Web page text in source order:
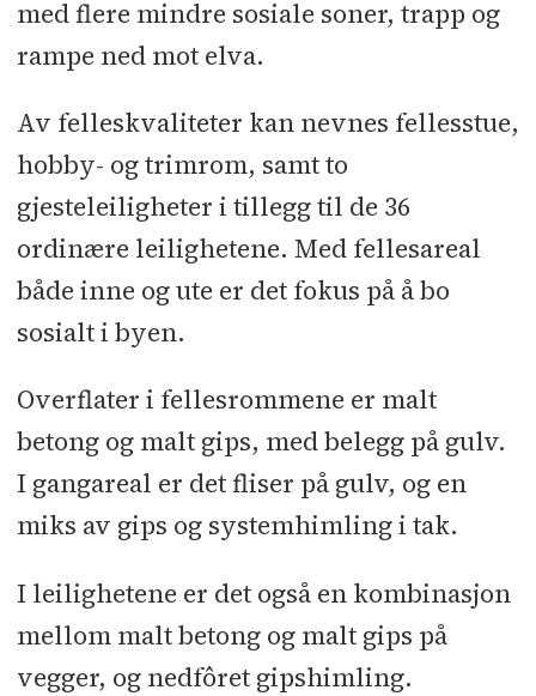
med flere mindre sosiale soner, trapp og
rampe ned mot elva.
Av felleskvaliteter kan nevnes fellesstue,
hobby- og trimrom, samt to
gjesteleiligheter i tillegg til de 36
ordinære leilighetene. Med fellesareal
både inne og ute er det fokus på å bo
sosialt i byen.
Overflater i fellesrommene er malt
betong og malt gips, med belegg på gulv.
I gangareal er det fliser på gulv, og en
miks av gips og systemhimling i tak.
I leilighetene er det også en kombinasjon
mellom malt betong og malt gips på
vegger, og nedfôret gipshimling.